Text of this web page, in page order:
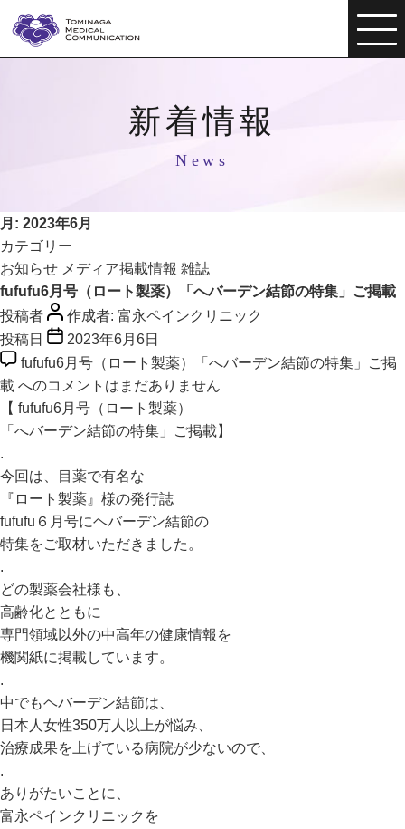
新着情報
News
月: 2023年6月
カテゴリー
お知らせ メディア掲載情報 雑誌
fufufu6月号（ロート製薬）「へバーデン結節の特集」ご掲載
投稿者
作成者: 富永ペインクリニック
投稿日
2023年6月6日
fufufu6月号（ロート製薬）「へバーデン結節の特集」ご掲
載 へのコメントはまだありません
【 fufufu6月号（ロート製薬）
「へバーデン結節の特集」ご掲載】
.
今回は、目薬で有名な
『ロート製薬』様の発行誌
fufufu６月号にヘバーデン結節の
特集をご取材いただきました。
.
どの製薬会社様も、
高齢化とともに
専門領域以外の中高年の健康情報を
機関紙に掲載しています。
.
中でもヘバーデン結節は、
日本人女性350万人以上が悩み、
治療成果を上げている病院が少ないので、
.
ありがたいことに、
富永ペインクリニックを